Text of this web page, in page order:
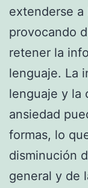
extenderse
provocando
retener la
lenguaje. La
lenguaje y la
ansiedad
formas, lo
disminución
general y de